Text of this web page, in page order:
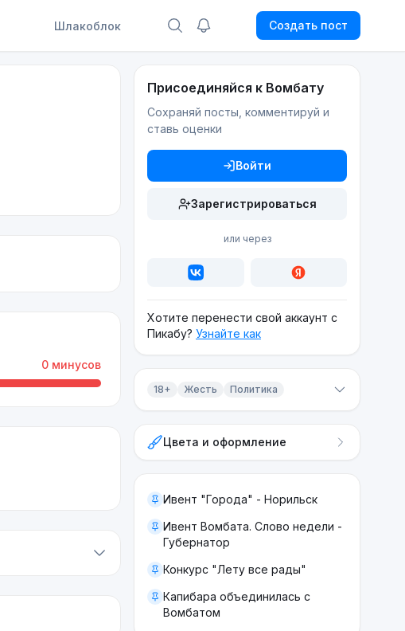
Шлакоблок Создать пост
0 минусов
Присоединяйся к Вомбату
Сохраняй посты, комментируй и
ставь оценки
Войти
Зарегистрироваться
или через
Хотите перенести свой аккаунт с
Пикабу? Узнайте как
18+ Жесть Политика
ЖестьЦвета и оформление
Ивент "Города" - Норильск
Ивент Вомбата. Слово недели -
Губернатор
Конкурс "Лету все рады"
Капибара объединилась с
Вомбатом